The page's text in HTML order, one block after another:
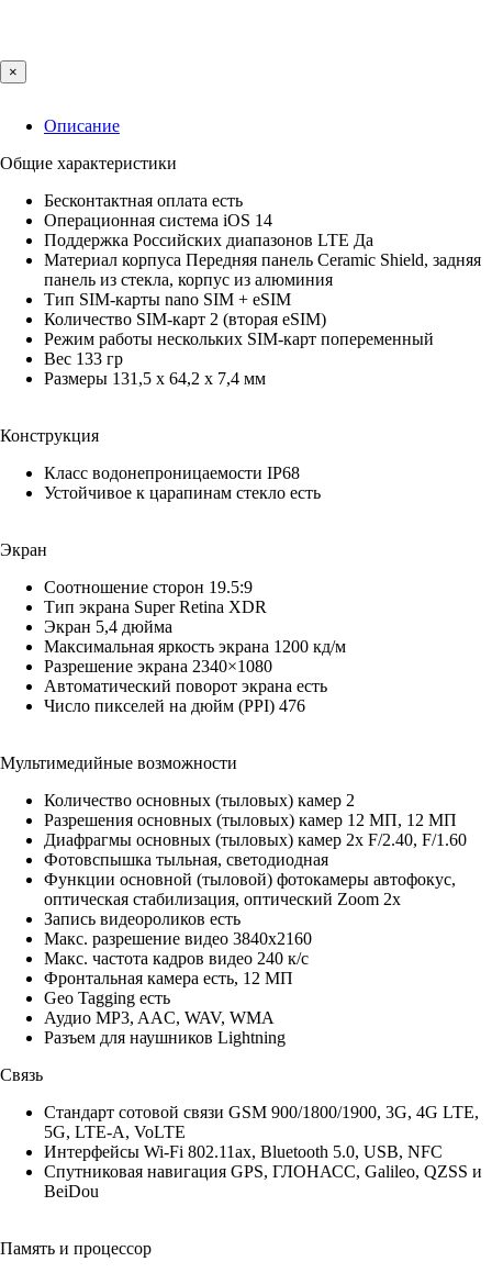
×
Описание
Общие характеристики
Бесконтактная оплата есть
Операционная система iOS 14
Поддержка Российских диапазонов LTE Да
Материал корпуса Передняя панель Ceramic Shield, задняя
панель из стекла, корпус из алюминия
Тип SIM-карты nano SIM + eSIM
Количество SIM-карт 2 (вторая eSIM)
Режим работы нескольких SIM-карт попеременный
Вес 133 гр
Размеры 131,5 x 64,2 x 7,4 мм
Конструкция
Класс водонепроницаемости IP68
Устойчивое к царапинам стекло есть
Экран
Соотношение сторон 19.5:9
Тип экрана Super Retina XDR
Экран 5,4 дюйма
Максимальная яркость экрана 1200 кд/м
Разрешение экрана 2340×1080
Автоматический поворот экрана есть
Число пикселей на дюйм (PPI) 476
Мультимедийные возможности
Количество основных (тыловых) камер 2
Разрешения основных (тыловых) камер 12 МП, 12 МП
Диафрагмы основных (тыловых) камер 2x F/2.40, F/1.60
Фотовспышка тыльная, светодиодная
Функции основной (тыловой) фотокамеры автофокус,
оптическая стабилизация, оптический Zoom 2x
Запись видеороликов есть
Макс. разрешение видео 3840x2160
Макс. частота кадров видео 240 к/с
Фронтальная камера есть, 12 МП
Geo Tagging есть
Аудио MP3, AAC, WAV, WMA
Разъем для наушников Lightning
Связь
Стандарт сотовой связи GSM 900/1800/1900, 3G, 4G LTE,
5G, LTE-A, VoLTE
Интерфейсы Wi-Fi 802.11ax, Bluetooth 5.0, USB, NFC
Спутниковая навигация GPS, ГЛОНАСС, Galileo, QZSS и
BeiDou
Память и процессор